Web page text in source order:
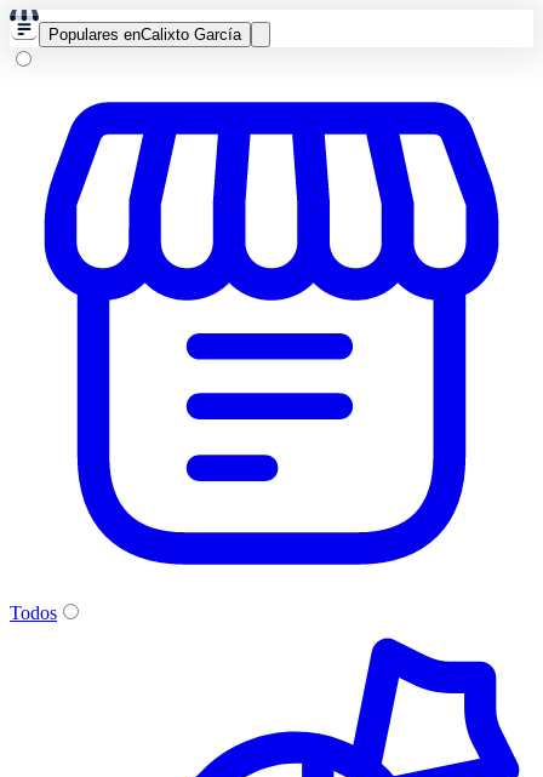
Populares enCalixto García
Todos